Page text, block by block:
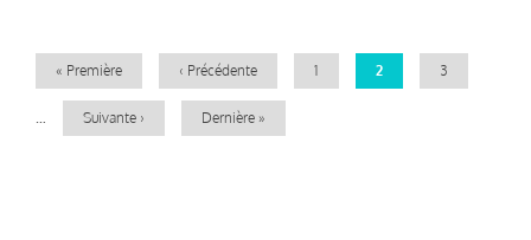
Première
« Première
Page
‹ Précédente Page
1
Page
2 Page
3
Page
Suivante ›
Dernière
Dernière »